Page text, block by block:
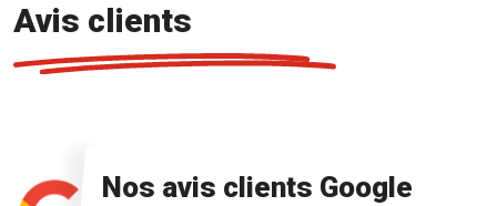
Avis clients
Nos avis clients Google